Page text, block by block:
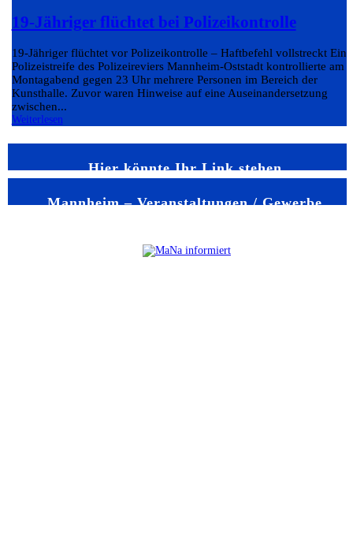
19-Jähriger flüchtet bei Polizeikontrolle
19-Jähriger flüchtet vor Polizeikontrolle – Haftbefehl vollstreckt Eine
Polizeistreife des Polizeireviers Mannheim-Oststadt kontrollierte am
Montagabend gegen 23 Uhr mehrere Personen im Bereich der
Kunsthalle. Zuvor waren Hinweise auf eine Auseinandersetzung
zwischen...
Weiterlesen
Hier könnte Ihr Link stehen
Mannheim – Veranstaltungen / Gewerbe